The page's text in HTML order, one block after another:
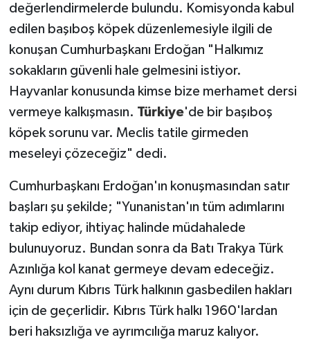
değerlendirmelerde bulundu. Komisyonda kabul
edilen başıboş köpek düzenlemesiyle ilgili de
konuşan Cumhurbaşkanı Erdoğan "Halkımız
sokakların güvenli hale gelmesini istiyor.
Hayvanlar konusunda kimse bize merhamet dersi
vermeye kalkışmasın. Türkiye'de bir başıboş
köpek sorunu var. Meclis tatile girmeden
meseleyi çözeceğiz" dedi.
Cumhurbaşkanı Erdoğan'ın konuşmasından satır
başları şu şekilde; "Yunanistan'ın tüm adımlarını
takip ediyor, ihtiyaç halinde müdahalede
bulunuyoruz. Bundan sonra da Batı Trakya Türk
Azınlığa kol kanat germeye devam edeceğiz.
Aynı durum Kıbrıs Türk halkının gasbedilen hakları
için de geçerlidir. Kıbrıs Türk halkı 1960'lardan
beri haksızlığa ve ayrımcılığa maruz kalıyor.